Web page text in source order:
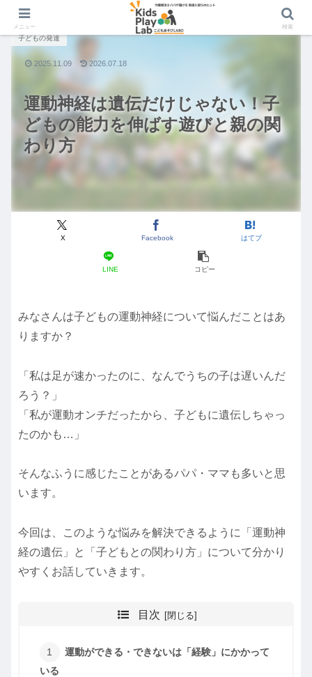
運動神経は遺伝だけじゃない！子
どもの能力を伸ばす遊びと親の関
わり方
子どもの発達
X Facebook はてブ
LINE コピー
2025.11.09 2026.07.18
みなさんは子どもの運動神経について悩んだことはあ
りますか？
「私は足が速かったのに、なんでうちの子は遅いんだ
ろう？」
「私が運動オンチだったから、子どもに遺伝しちゃっ
たのかも…」
そんなふうに感じたことがあるパパ・ママも多いと思
います。
今回は、このような悩みを解決できるように「運動神
経の遺伝」と「子どもとの関わり方」について分かり
やすくお話していきます。
目次
運動ができる・できないは「経験」にかかって
いる
メニュー 検索